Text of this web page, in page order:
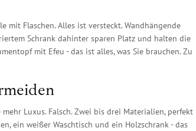
mit Flaschen. Alles ist versteckt. Wandhängende
Schrank dahinter sparen Platz und halten die
mit Efeu - das ist alles, was Sie brauchen. Zu
Luxus. Falsch. Zwei bis drei Materialien, perfekt
ein weißer Waschtisch und ein Holzschrank - das